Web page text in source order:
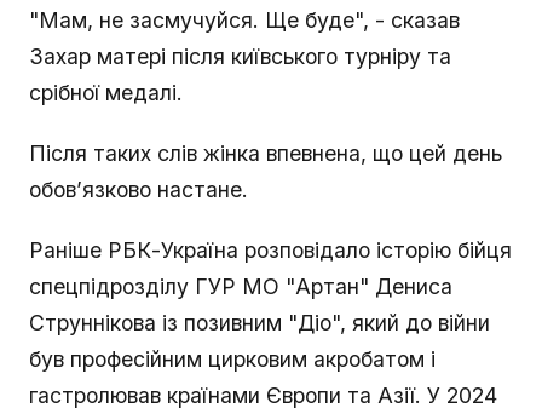
"Мам, не засмучуйся. Ще буде", - сказав
Захар матері після київського турніру та
срібної медалі.
Після таких слів жінка впевнена, що цей день
обов’язково настане.
Раніше РБК-Україна розповідало історію бійця
спецпідрозділу ГУР МО "Артан" Дениса
Струннікова із позивним "Діо", який до війни
був професійним цирковим акробатом і
гастролював країнами Європи та Азії. У 2024